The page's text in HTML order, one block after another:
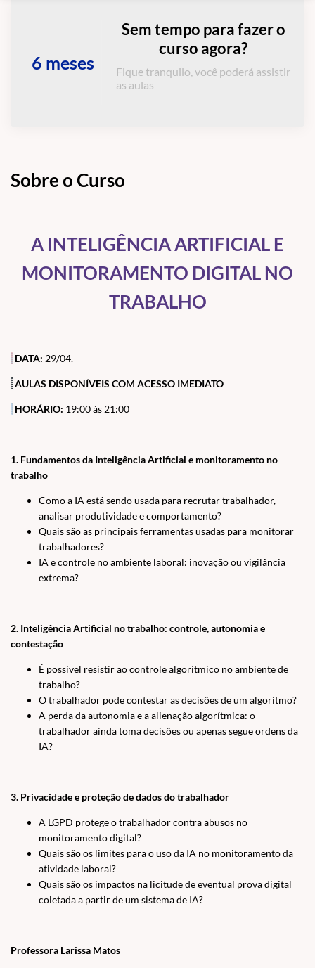
6 meses
Sem tempo para fazer o
curso agora?
Fique tranquilo, você poderá assistir
as aulas
Sobre o Curso
A INTELIGÊNCIA ARTIFICIAL E
MONITORAMENTO DIGITAL NO
TRABALHO
DATA: 29/04.
AULAS DISPONÍVEIS COM ACESSO IMEDIATO
HORÁRIO: 19:00 às 21:00
1. Fundamentos da Inteligência Artificial e monitoramento no
trabalho
Como a IA está sendo usada para recrutar trabalhador,
analisar produtividade e comportamento?
Quais são as principais ferramentas usadas para monitorar
trabalhadores?
IA e controle no ambiente laboral: inovação ou vigilância
extrema?
2. Inteligência Artificial no trabalho: controle, autonomia e
contestação
É possível resistir ao controle algorítmico no ambiente de
trabalho?
O trabalhador pode contestar as decisões de um algoritmo?
A perda da autonomia e a alienação algorítmica: o
trabalhador ainda toma decisões ou apenas segue ordens da
IA?
3. Privacidade e proteção de dados do trabalhador
A LGPD protege o trabalhador contra abusos no
monitoramento digital?
Quais são os limites para o uso da IA no monitoramento da
atividade laboral?
Quais são os impactos na licitude de eventual prova digital
coletada a partir de um sistema de IA?
Professora Larissa Matos